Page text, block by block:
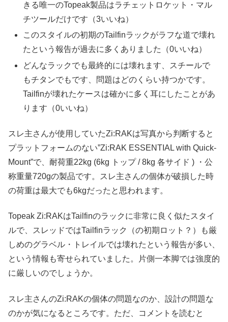
きる唯一のTopeak製品はラチェットロケット・マル
チツールだけです（3いいね）
このスタイルの初期のTailfinラックがラフな道で壊れ
たという報告が過去に多くありました（0いいね）
どんなラックでも最終的には壊れます、スチールで
もチタンでもです、問題はどのくらい持つかです。
Tailfinが壊れたケースは確かに多く耳にしたことがあ
ります（0いいね）
スレ主さんが使用していたZi:RAKは写真から判断すると
プラットフォームのない”Zi:RAK ESSENTIAL with Quick-
Mount”で、耐荷重22kg (6kg トップ / 8kg 各サイド ) ・公
称重量720gの製品です。スレ主さんの個体が破損した時
の荷重は最大でも6kgだったと思われます。
Topeak Zi:RAKはTailfinのラックに非常に良く似たスタイ
ルで、スレッドではTailfinラック（の初期ロット？）も厳
しめのグラベル・トレイルでは壊れたという報告が多い、
という情報も寄せられていました。片側一本脚では強度的
に厳しいのでしょうか。
スレ主さんのZi:RAKの個体の問題なのか、設計の問題な
のかが気になるところです。ただ、コメントを読むと